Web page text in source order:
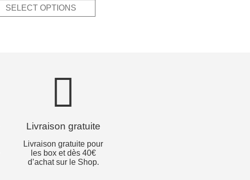
SELECT OPTIONS
Livraison gratuite
Livraison gratuite pour
les box et dès 40€
d’achat sur le Shop.